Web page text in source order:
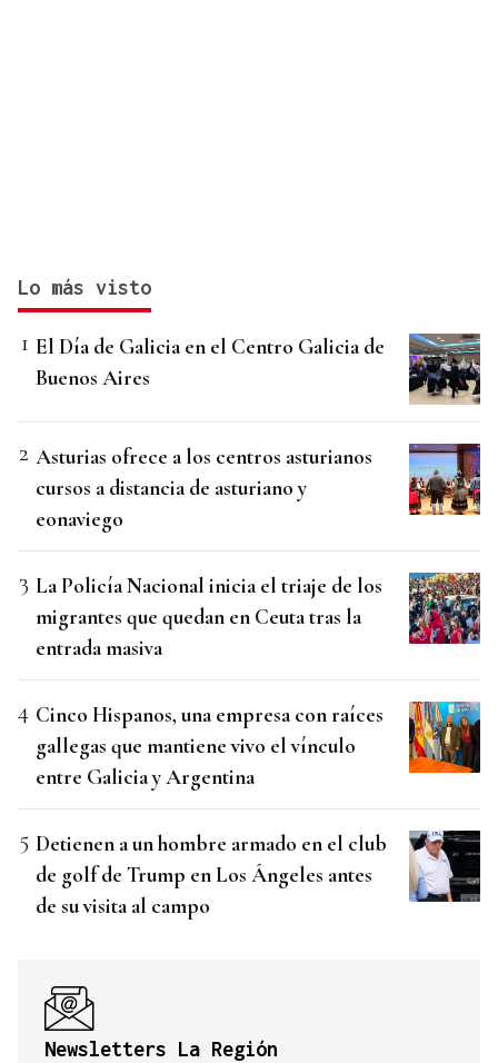
Lo más visto
El Día de Galicia en el Centro Galicia de
Buenos Aires
Asturias ofrece a los centros asturianos
cursos a distancia de asturiano y
eonaviego
La Policía Nacional inicia el triaje de los
migrantes que quedan en Ceuta tras la
entrada masiva
Cinco Hispanos, una empresa con raíces
gallegas que mantiene vivo el vínculo
entre Galicia y Argentina
Detienen a un hombre armado en el club
de golf de Trump en Los Ángeles antes
de su visita al campo
Newsletters La Región